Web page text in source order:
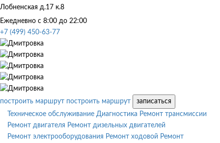
Лобненская д.17 к.8
Ежедневно с 8:00 до 22:00
+7 (499) 450-63-77
построить маршрут построить маршрут
записаться
Техническое обслуживание Диагностика Ремонт трансмиссии
Ремонт двигателя Ремонт дизельных двигателей
Ремонт электрооборудования Ремонт ходовой Ремонт